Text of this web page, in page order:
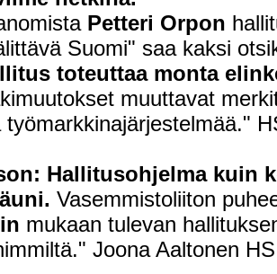
Petteri Orpon
Suomi" saa kaksi
toteuttaa monta
muuttavat
työmarkkinajärjestelmää."
Hallitusohjelma kuin
Vasemmistoliiton
mukaan tulevan
Joona Aaltonen